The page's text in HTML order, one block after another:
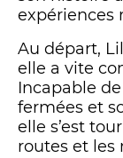
expériences
Au départ,
elle a vite
Incapable
fermées et
elle s’est
routes et les